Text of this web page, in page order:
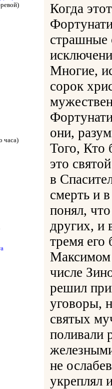
часа)
Когда
страшные
Многие,
сорок
они,
Того, Кто
это
в
смерть и
понял,
других, и
тремя
Максимом
числе
решил
уговоры,
святых
поливали
не
укреплял